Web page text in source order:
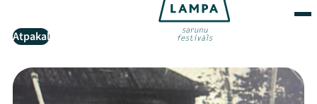
Atpakaļ